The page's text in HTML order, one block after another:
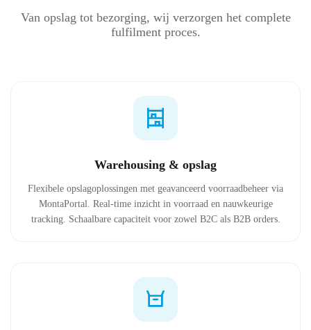
Van opslag tot bezorging, wij verzorgen het complete
fulfilment proces.
Warehousing & opslag
Flexibele opslagoplossingen met geavanceerd voorraadbeheer via
MontaPortal. Real-time inzicht in voorraad en nauwkeurige
tracking. Schaalbare capaciteit voor zowel B2C als B2B orders.